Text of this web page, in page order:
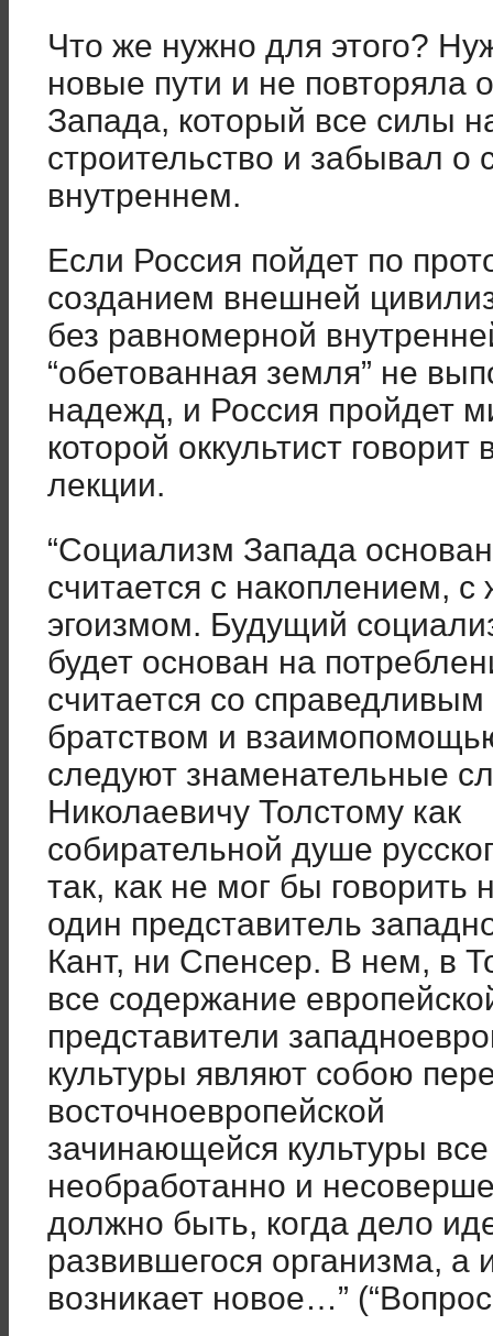
Что же нужно для этого?
новые пути и не повторяла
Запада, который все силы
строительство и забывал о
внутреннем.
Если Россия пойдет по
созданием внешней
без равномерной
“обетованная земля” не
надежд, и Россия пройдет
которой оккультист говорит
лекции.
“Социализм Запада
считается с накоплением,
эгоизмом. Будущий
будет основан на
считается со
братством и
следуют знаменательные
Николаевичу Толстому как
собирательной душе
так, как не мог бы говорить
один представитель
Кант, ни Спенсер. В нем, в
все содержание
представители
культуры являют собою
восточноевропейской
зачинающейся культуры
необработанно и
должно быть, когда дело
развившегося организма, а
возникает новое…”